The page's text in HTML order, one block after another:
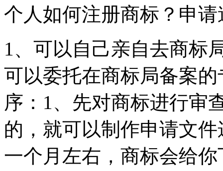
个人如何注册商标？申请
1、可以自己亲自去商标
可以委托在商标局备案
序：1、先对商标进行审
的，就可以制作申请文
一个月左右，商标会给